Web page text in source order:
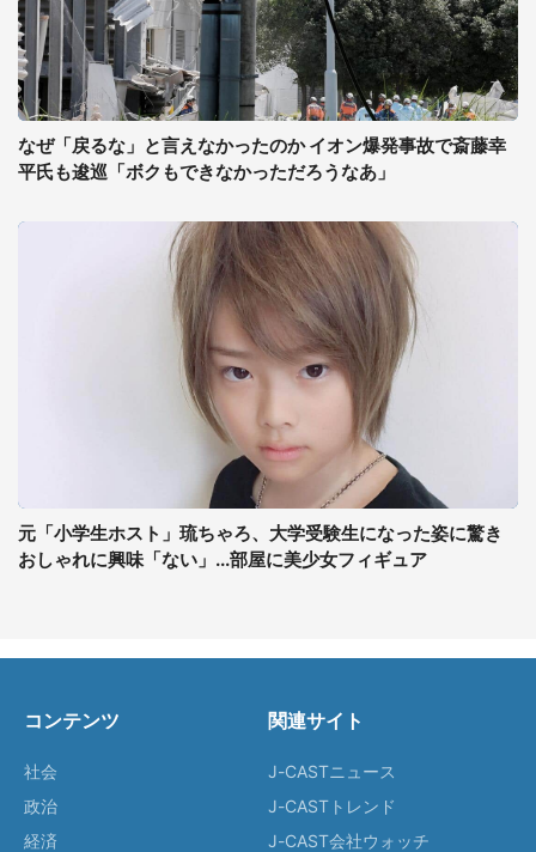
なぜ「戻るな」と言えなかったのか イオン爆発事故で斎藤幸
平氏も逡巡「ボクもできなかっただろうなあ」
元「小学生ホスト」琉ちゃろ、大学受験生になった姿に驚き
おしゃれに興味「ない」...部屋に美少女フィギュア
コンテンツ
社会
政治
経済
関連サイト
J-CASTニュース
J-CASTトレンド
J-CAST会社ウォッチ